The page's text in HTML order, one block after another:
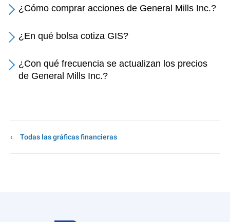
¿Cómo comprar acciones de General Mills Inc.?
¿En qué bolsa cotiza GIS?
¿Con qué frecuencia se actualizan los precios
de General Mills Inc.?
Todas las gráficas financieras